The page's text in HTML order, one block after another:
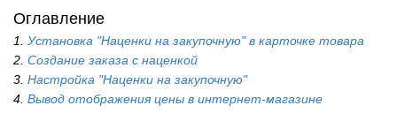
Оглавление
1.
Установка "Наценки на закупочную" в карточке товара
2. Создание заказа с наценкой
3. Настройка "Наценки на закупочную"
4. Вывод отображения цены в интернет-магазине